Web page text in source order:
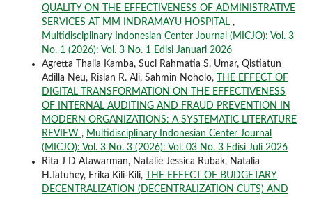
QUALITY ON THE EFFECTIVENESS OF ADMINISTRATIVE
SERVICES AT MM INDRAMAYU HOSPITAL ,
Multidisciplinary Indonesian Center Journal (MICJO): Vol. 3
No. 1 (2026): Vol. 3 No. 1 Edisi Januari 2026
Agretta Thalia Kamba, Suci Rahmatia S. Umar, Qistiatun
Adilla Neu, Rislan R. Ali, Sahmin Noholo,
THE EFFECT OF
DIGITAL TRANSFORMATION ON THE EFFECTIVENESS
OF INTERNAL AUDITING AND FRAUD PREVENTION IN
MODERN ORGANIZATIONS: A SYSTEMATIC LITERATURE
REVIEW , Multidisciplinary Indonesian Center Journal
(MICJO): Vol. 3 No. 3 (2026): Vol. 03 No. 3 Edisi Juli 2026
Rita J D Atawarman, Natalie Jessica Rubak, Natalia
H.Tatuhey, Erika Kili-Kili,
THE EFFECT OF BUDGETARY
DECENTRALIZATION (DECENTRALIZATION CUTS) AND